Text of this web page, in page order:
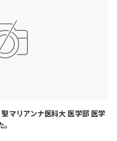
マリアンナ医科大 医学部 医学